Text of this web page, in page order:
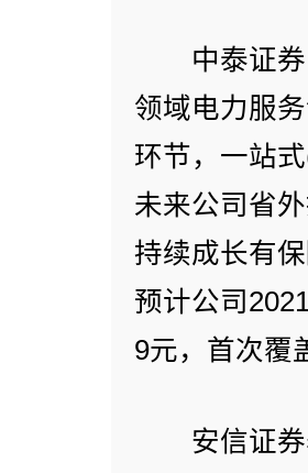
中泰证券
领域电力服
环节，一站
未来公司省
持续成长有
预计公司
9元，首次覆
安信证券